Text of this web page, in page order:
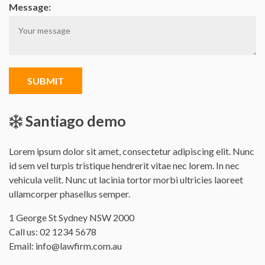
Message:
SUBMIT
Santiago demo
Lorem ipsum dolor sit amet, consectetur adipiscing elit. Nunc
id sem vel turpis tristique hendrerit vitae nec lorem. In nec
vehicula velit. Nunc ut lacinia tortor morbi ultricies laoreet
ullamcorper phasellus semper.
Office
address
is
1 George St Sydney NSW 2000
Call us: 02 1234 5678
Email: info@lawfirm.com.au